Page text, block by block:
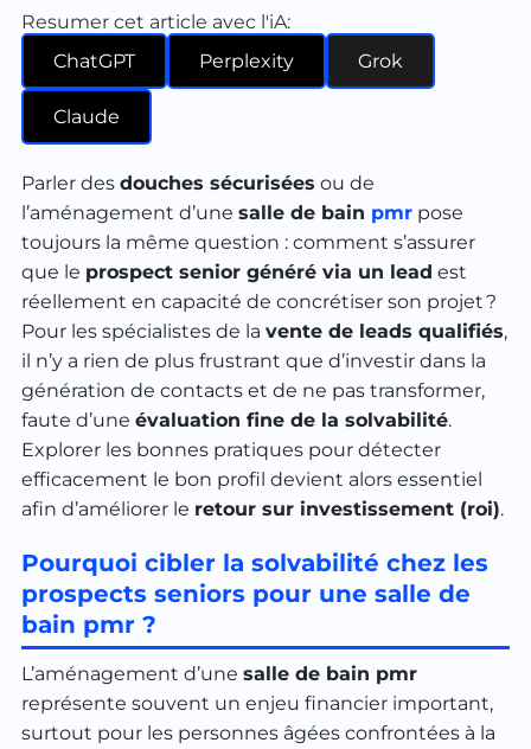
Resumer cet article avec l'iA:
ChatGPT
Perplexity Grok
Claude
Parler des douches sécurisées ou de
l’aménagement d’une salle de bain pmrpose
toujours la même question : comment s’assurer
que le prospect senior généré via un lead est
réellement en capacité de concrétiser son projet ?
Pour les spécialistes de la vente de leads qualifiés,
il n’y a rien de plus frustrant que d’investir dans la
génération de contacts et de ne pas transformer,
faute d’une évaluation fine de la solvabilité.
Explorer les bonnes pratiques pour détecter
efficacement le bon profil devient alors essentiel
afin d’améliorer le retour sur investissement (roi).
Pourquoi cibler la solvabilité chez les
prospects seniors pour une salle de
bain pmr ?
L’aménagement d’une salle de bain pmr
représente souvent un enjeu financier important,
surtout pour les personnes âgées confrontées à la